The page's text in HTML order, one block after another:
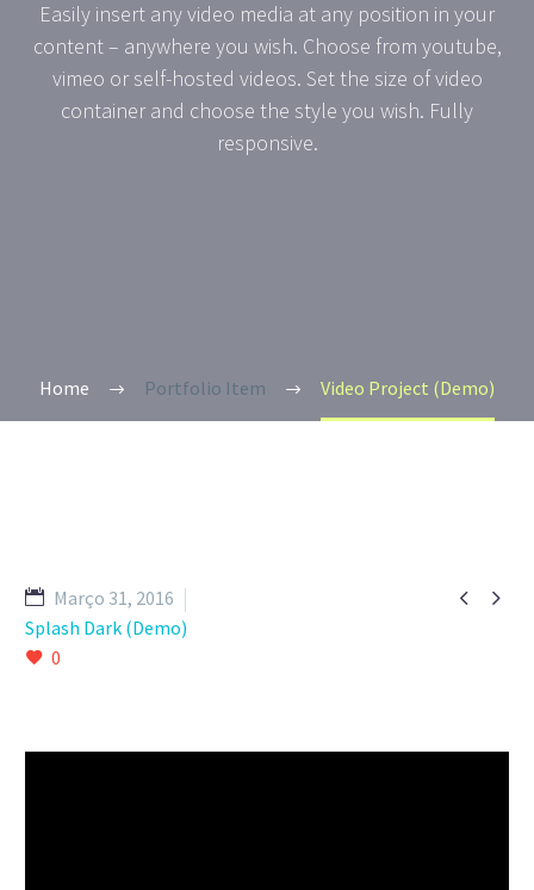
Easily insert any video media at any position in your
content – anywhere you wish. Choose from youtube,
vimeo or self-hosted videos. Set the size of video
container and choose the style you wish. Fully
responsive.
Home Portfolio Item Video Project (Demo)
 
Março 31, 2016
Splash Dark (Demo)
0